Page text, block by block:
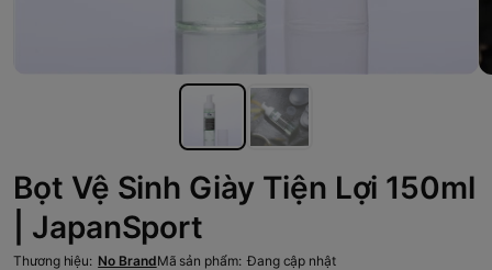
Bọt Vệ Sinh Giày Tiện Lợi 150ml
| JapanSport
Thương hiệu: No BrandMã sản phẩm: Đang cập nhật